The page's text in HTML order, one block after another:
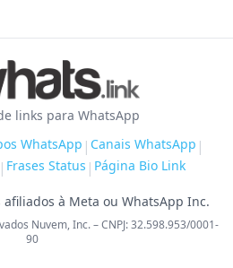
links para WhatsApp
WhatsApp | Canais WhatsApp |
| Frases Status | Página Bio Link
afiliados à Meta ou WhatsApp Inc.
Nuvem, Inc. – CNPJ: 32.598.953/0001-
90